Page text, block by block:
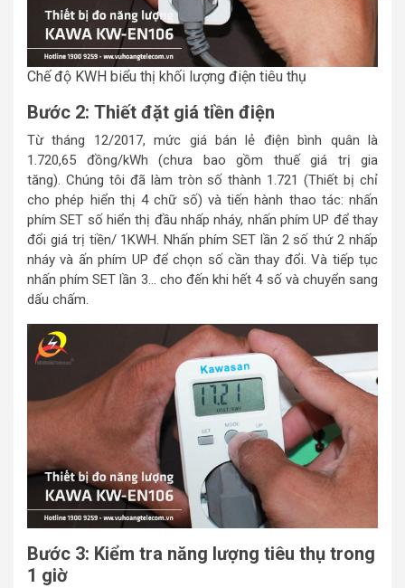
Chế độ KWH biểu thị khối lượng điện tiêu thụ
Bước 2: Thiết đặt giá tiền điện
Từ tháng 12/2017, mức giá bán lẻ điện bình quân là
1.720,65 đồng/kWh (chưa bao gồm thuế giá trị gia
tăng). Chúng tôi đã làm tròn số thành 1.721 (Thiết bị chỉ
cho phép hiển thị 4 chữ số) và tiến hành thao tác: nhấn
phím SET số hiển thị đầu nhấp nháy, nhấn phím UP để thay
đổi giá trị tiền/ 1KWH. Nhấn phím SET lần 2 số thứ 2 nhấp
nháy và ấn phím UP để chọn số cần thay đổi. Và tiếp tục
nhấn phím SET lần 3… cho đến khi hết 4 số và chuyển sang
dấu chấm.
Bước 3: Kiểm tra năng lượng tiêu thụ trong
1 giờ